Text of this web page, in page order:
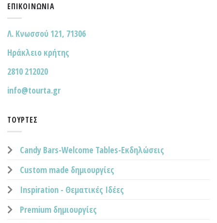
ΕΠΙΚΟΙΝΩΝΊΑ
Λ. Κνωσσού 121, 71306
Ηράκλειο κρήτης
2810 212020
info@tourta.gr
ΤΟΎΡΤΕΣ
Candy Bars-Welcome Tables-Εκδηλώσεις
Custom made δημιουργίες
Inspiration - Θεματικές Ιδέες
Premium δημιουργίες